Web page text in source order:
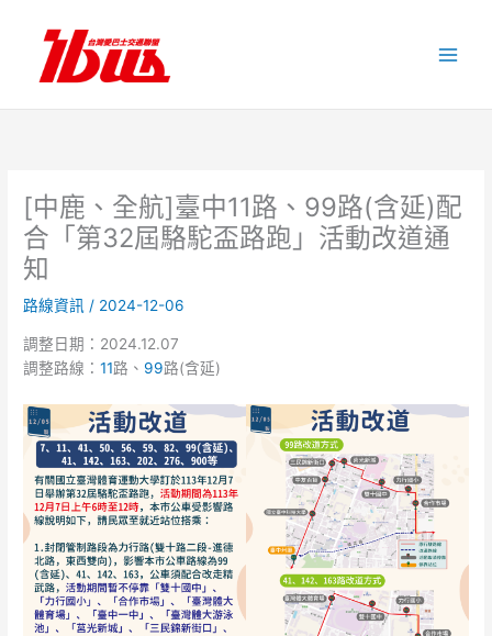
內
[中鹿、全航]臺中11路、99路(含延)配
合「第32屆駱駝盃路跑」活動改道通
知
路線資訊 / 2024-12-06
調整日期：2024.12.07
調整路線：11路、 99路(含延)